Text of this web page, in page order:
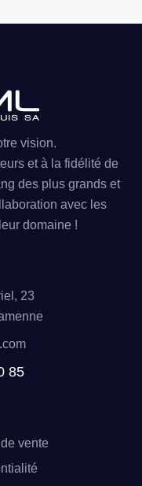
vision.
et à la fidélité de
des plus grands et
avec les
domaine !
23
85
vente